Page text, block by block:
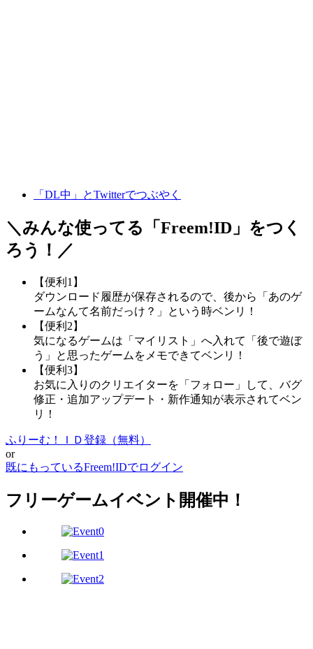
「DL中」とTwitterでつぶやく
＼みんな使ってる「 Freem!ID 」をつく
ろう！／
【便利1】
ダウンロード履歴が保存されるので、後から「あのゲ
ームなんて名前だっけ？」という時ベンリ！
【便利2】
気になるゲームは「マイリスト」へ入れて「後で遊ぼ
う」と思ったゲームをメモできてベンリ！
【便利3】
お気に入りのクリエイターを「フォロー」して、バグ
修正・追加アップデート・新作通知が表示されてベン
リ！
ふりーむ！ＩＤ登録（無料）
or
既にもっているFreem!IDでログイン
フリーゲームイベント開催中！